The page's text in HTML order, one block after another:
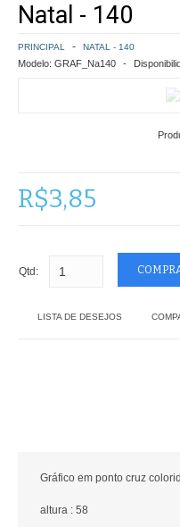
COMO COMPRAR
POLÍTICA DE FRETE
CONTATO
Natal - 140
PRINCIPAL NATAL - 140
Modelo: GRAF_Na140
R$3,85
Qtd:
LISTA DE DESEJOS
Gráfico em ponto cruz
altura : 58